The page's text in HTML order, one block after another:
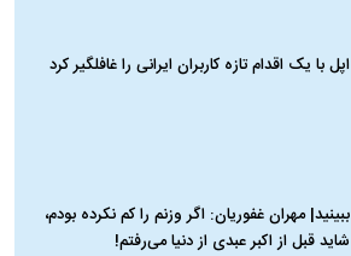
اپل با یک اقدام تازه کاربران ایرانی را غافلگیر کرد
ببینید| مهران غفوریان: اگر وزنم را کم نکرده بودم،
شاید قبل از اکبر عبدی از دنیا می‌رفتم!